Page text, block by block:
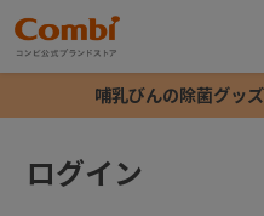
哺乳びんの除菌グッ
ログイン